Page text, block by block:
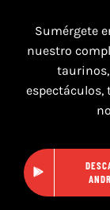
TOROS
Sumérgete
nuestro